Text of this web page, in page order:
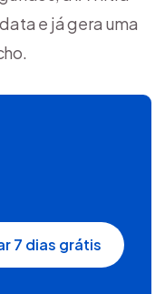
e já gera uma
7 dias grátis